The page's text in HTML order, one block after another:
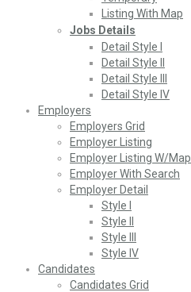
Listing With Map
Jobs Details
Detail Style I
Detail Style II
Detail Style III
Detail Style IV
Employers
Employers Grid
Employer Listing
Employer Listing W/Map
Employer With Search
Employer Detail
Style I
Style II
Style III
Style IV
Candidates
Candidates Grid